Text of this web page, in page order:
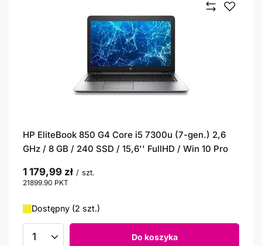
HP EliteBook 850 G4 Core i5 7300u (7-gen.) 2,6
GHz / 8 GB / 240 SSD / 15,6'' FullHD / Win 10 Pro
1 179,99 zł / szt.
21899.90 PKT
Dostępny (2 szt.)
Ilość produktów Do koszyka